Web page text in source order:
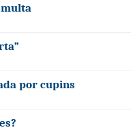
por cupins